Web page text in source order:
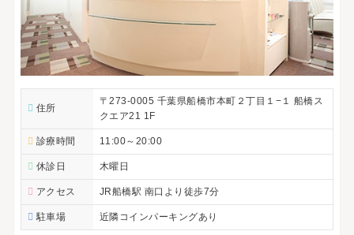
住所
〒273-0005 千葉県船橋市本町２丁目１−１ 船橋ス
クエア21 1F
診療時間 11:00～20:00
休診日 木曜日
アクセス JR船橋駅 南口より徒歩7分
駐車場 近隣コインパーキングあり